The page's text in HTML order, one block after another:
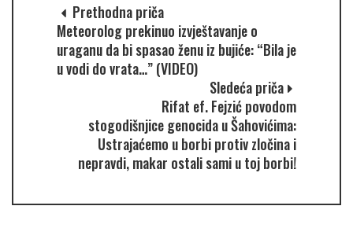
Prethodna priča
Meteorolog prekinuo izvještavanje o
uraganu da bi spasao ženu iz bujiće: “Bila je
u vodi do vrata…” (VIDEO)
Sledeća priča
Rifat ef. Fejzić povodom
stogodišnjice genocida u Šahovićima:
Ustrajaćemo u borbi protiv zločina i
nepravdi, makar ostali sami u toj borbi!